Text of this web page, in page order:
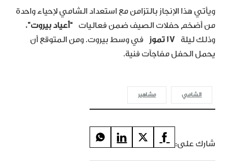
ويأتي هذا الإنجاز بالتزامن مع استعداد الشامي لإحياء واحدة
من أضخم حفلات الصيف ضمن فعاليات “أعياد بيروت”،
وذلك ليلة 17 تموز
في وسط بيروت. ومن المتوقع أن
يحمل الحفل مفاجآت فنية.
الشامي مشاهير
شارك على: